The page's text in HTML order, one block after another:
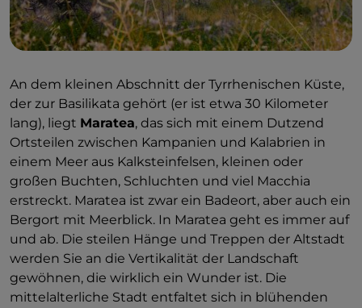
An dem kleinen Abschnitt der Tyrrhenischen Küste,
der zur Basilikata gehört (er ist etwa 30 Kilometer
lang), liegt Maratea, das sich mit einem Dutzend
Ortsteilen zwischen Kampanien und Kalabrien in
einem Meer aus Kalksteinfelsen, kleinen oder
großen Buchten, Schluchten und viel Macchia
erstreckt. Maratea ist zwar ein Badeort, aber auch ein
Bergort mit Meerblick. In Maratea geht es immer auf
und ab. Die steilen Hänge und Treppen der Altstadt
werden Sie an die Vertikalität der Landschaft
gewöhnen, die wirklich ein Wunder ist. Die
mittelalterliche Stadt entfaltet sich in blühenden